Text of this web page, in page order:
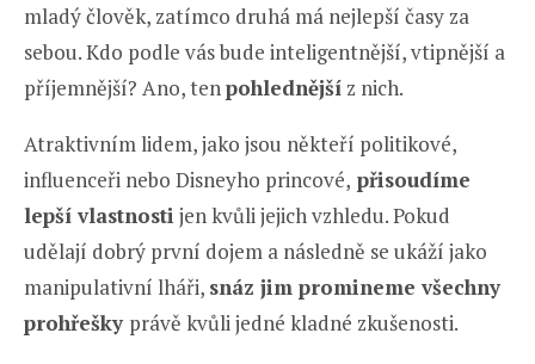
mladý člověk, zatímco druhá má nejlepší časy za
sebou. Kdo podle vás bude inteligentnější, vtipnější a
příjemnější? Ano, tenpohlednější z nich.
Atraktivním lidem, jako jsou někteří politikové,
influenceři nebo Disneyho princové, přisoudíme
lepší vlastnosti jen kvůli jejich vzhledu. Pokud
udělají dobrý první dojem a následně se ukáží jako
manipulativní lháři, snáz jim promineme všechny
prohřešky právě kvůli jedné kladné zkušenosti.